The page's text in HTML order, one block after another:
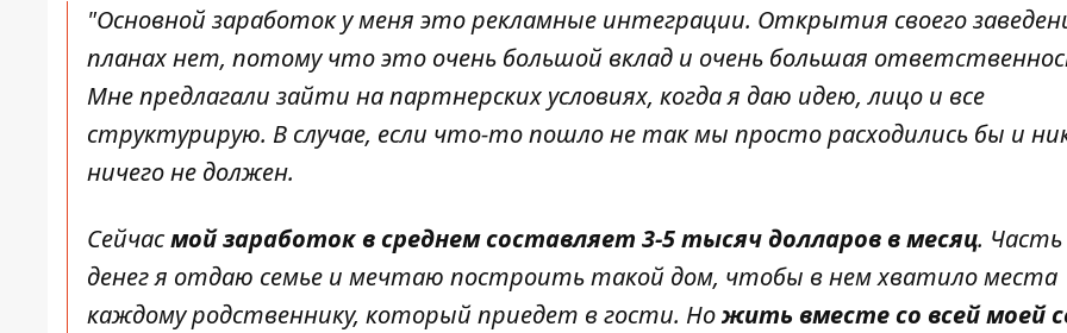
"Основной заработок у меня это рекламные интеграции. Открытия своего
планах нет, потому что это очень большой вклад и очень большая
Мне предлагали зайти на партнерских условиях, когда я даю идею, лицо и все
структурирую. В случае, если что-то пошло не так мы просто расходились бы и
ничего не должен.
Сейчасмой заработок в среднем составляет 3-5 тысяч долларов в месяц.
денег я отдаю семье и мечтаю построить такой дом, чтобы в нем хватило места
каждому родственнику, который приедет в гости. Ножить вместе со всей моей